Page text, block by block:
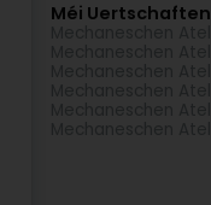
Méi Uertschaften